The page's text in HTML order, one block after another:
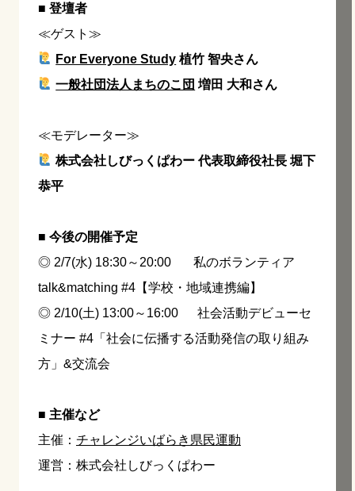
■ 登壇者
≪ゲスト≫
For Everyone Study 植竹 智央さん
一般社団法人まちのこ団 増田 大和さん
≪モデレーター≫
株式会社しびっくぱわー 代表取締役社長 堀下
恭平
■ 今後の開催予定
◎ 2/7(水) 18:30～20:00 私のボランティア
talk&matching #4【学校・地域連携編】
◎ 2/10(土) 13:00～16:00 社会活動デビューセ
ミナー #4「社会に伝播する活動発信の取り組み
方」&交流会
■ 主催など
主催： チャレンジいばらき県民運動
運営：株式会社しびっくぱわー